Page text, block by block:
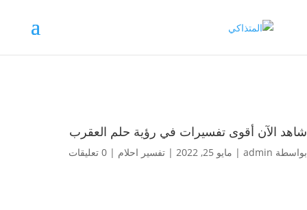
شاهد الآن أقوى تفسيرات في رؤية حلم العقرب
بواسطة admin
| مايو 25, 2022 | تفسير احلام | 0 تعليقات